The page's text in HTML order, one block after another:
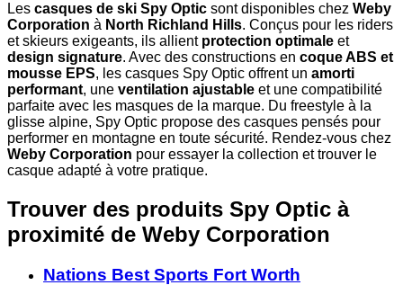
Les casques de ski Spy Optic sont disponibles chez Weby
Corporation à North Richland Hills. Conçus pour les riders
et skieurs exigeants, ils allient protection optimale et
design signature. Avec des constructions en coque ABS et
mousse EPS, les casques Spy Optic offrent un amorti
performant, une ventilation ajustable et une compatibilité
parfaite avec les masques de la marque. Du freestyle à la
glisse alpine, Spy Optic propose des casques pensés pour
performer en montagne en toute sécurité. Rendez-vous chez
Weby Corporation pour essayer la collection et trouver le
casque adapté à votre pratique.
Trouver des produits Spy Optic à
proximité de Weby Corporation
Nations Best Sports Fort Worth